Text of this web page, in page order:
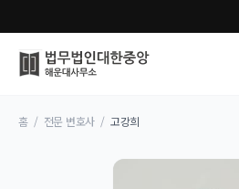
그룹소개
홈 / 전문 변호사 / 고강희